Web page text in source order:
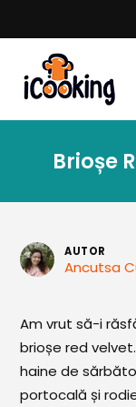
Retete
Toate
Aperitive
Aperitive Calde
Aperitive Reci
Brioșe
AUTOR
Ancutsa
Am vrut să-i
brioșe red
haine de
portocală și